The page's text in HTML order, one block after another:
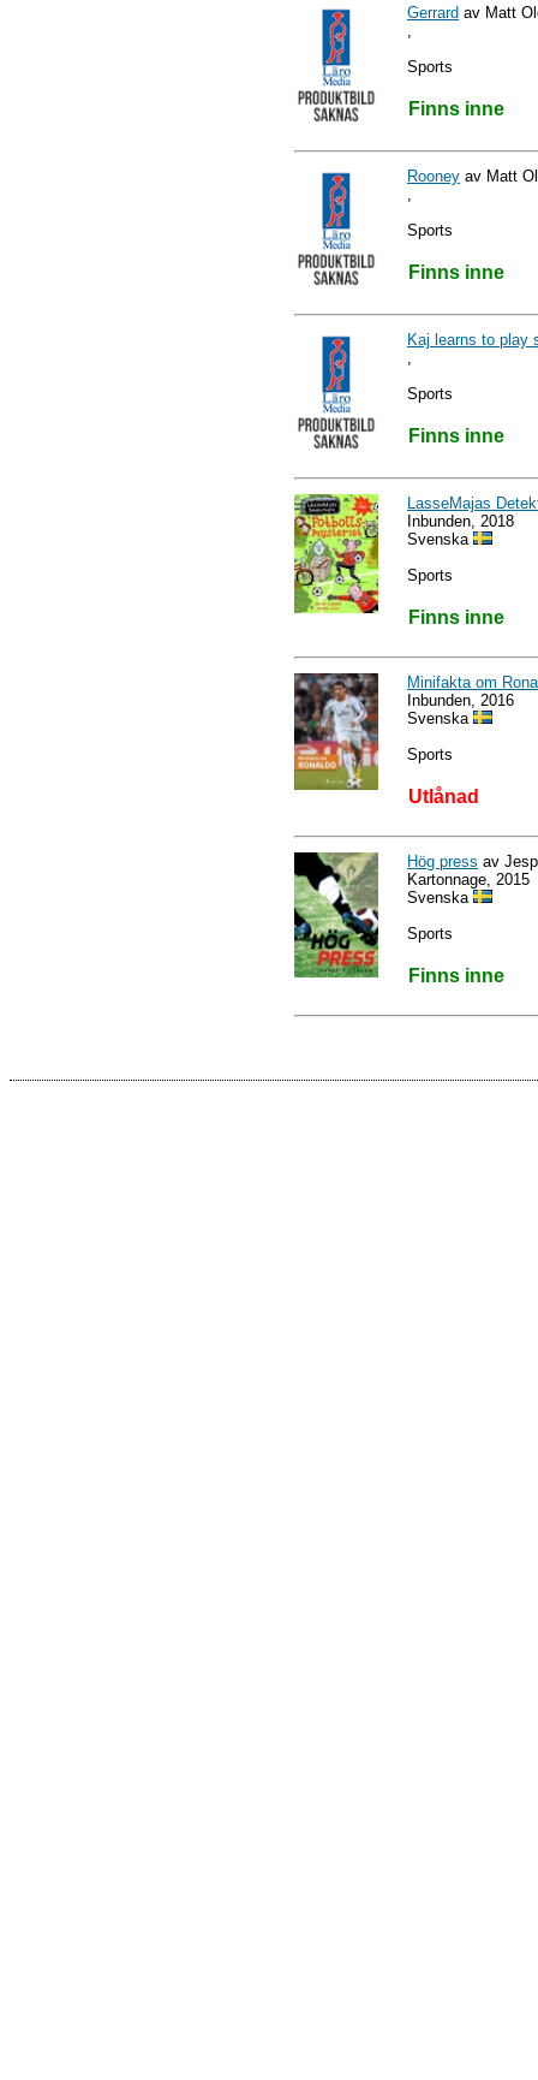
Gerrard av Matt
Sports
Finns inne
Rooney av Matt
Sports
Finns inne
Kaj learns to play
Sports
Finns inne
LasseMajas
Inbunden, 2018
Svenska
Sports
Finns inne
Minifakta om
Inbunden, 2016
Svenska
Sports
Utlånad
Hög press av
Kartonnage, 2015
Svenska
Sports
Finns inne